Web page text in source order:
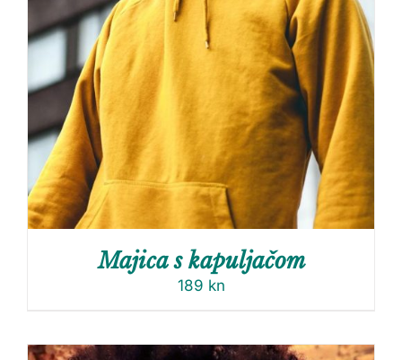
Majica s kapuljačom
189 kn